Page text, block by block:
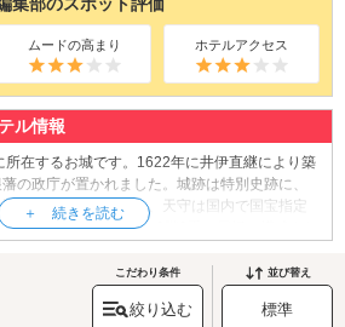
ムードの高まり ホテルアクセス
ル情報
所在するお城です。1622年に井伊直継により築
の政庁が置かれました。城跡は特別史跡に、
宝に指定されており、天守は国内で国宝指定
に数えられています。3階3重の屋根で構成され
て城の米蔵があった場所は梅林となってお
ては紅白の梅、約450本が春の訪れを告げま
「
」は紅葉の名所としても知られてい
こだわり条件
絞り込む
並び替え
標準